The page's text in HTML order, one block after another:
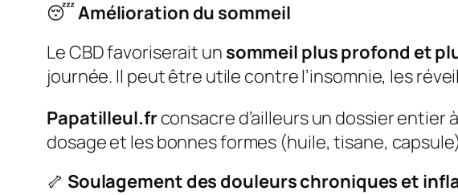
😴Amélioration du sommeil
Le CBD favoriserait un sommeil plus profond et
journée. Il peut être utile contre l’insomnie, les
Papatilleul.frconsacre d’ailleurs un dossier entier
dosage et les bonnes formes (huile, tisane,
🦴 Soulagement des douleurs chroniques et